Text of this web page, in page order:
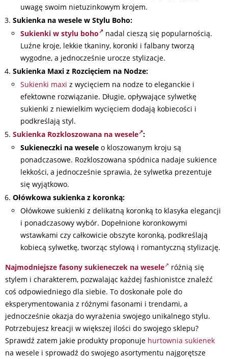
uwagę swoim nietuzinkowym krojem.
Sukienka na wesele w Stylu Boho:
Sukienki w stylu boho
nadal cieszą się popularnością.
Luźne kroje, lekkie tkaniny, koronki i falbany tworzą
wygodne, a jednocześnie urocze stylizacje.
Sukienka Maxi z Rozcięciem na Nodze:
Sukienki maxi z wycięciem na nodze to eleganckie i
efektowne rozwiązanie. Długie, opływające sylwetkę
sukienki z niewielkim wycięciem dodają kobiecości i
podkreślają styl.
Sukienka Rozkloszowana na wesele :
Sukieneczki na wesele o kloszowanym kroju są
ponadczasowe. Rozkloszowana spódnica nadaje sukience
lekkości, a jednocześnie sprawia, że sylwetka prezentuje
się wyjątkowo.
Ołówkowa sukienka z koronką:
Ołówkowe sukienki z delikatną koronką to klasyka elegancji
i ponadczasowy wybór. Dopełnione koronkowymi
wstawkami czy całkowicie obszyte koronką, podkreślają
kobiecą sylwetkę, tworząc stylową i romantyczną stylizację.
Najmodniejsze fasony sukieneczek na wesele
różnią się
stylem i charakterem, pozwalając każdej fashionistce znaleźć
coś odpowiedniego dla siebie. To doskonałe pole do
eksperymentowania z różnymi fasonami i trendami, a
jednocześnie okazja do wyrażenia swojego unikalnego stylu.
Potrzebujesz kreacji w większej ilości do swojego sklepu?
Sprawdź zatem jakie produkty proponuje hurtownia sukienek
na wesele i sprowadź do swojego asortymentu najgorętsze